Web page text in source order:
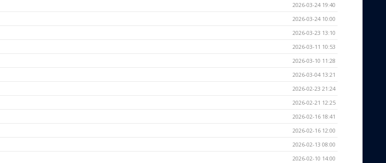
2026-03-24 19:40
2026-03-24 10:00
2026-03-23 13:10
2026-03-11 10:53
2026-03-10 11:28
2026-03-04 13:21
2026-02-23 21:24
2026-02-21 12:25
2026-02-16 18:41
2026-02-16 12:00
2026-02-13 08:00
2026-02-10 14:00